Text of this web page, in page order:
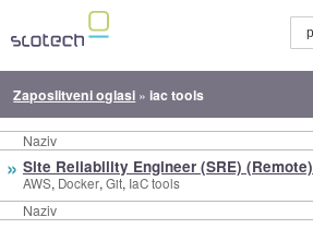
Zaposlitveni oglasi »iac tools
Naziv
Naziv
» Site Reliability Engineer (SRE) (Remote)
AWS, Docker, Git, IaC tools